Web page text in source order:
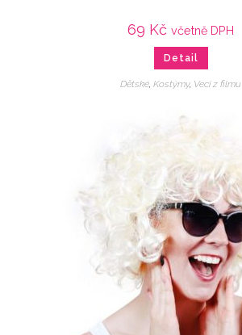
69 Kč včetně DPH
Detail
Dětské, Kostýmy, Veci z filmu